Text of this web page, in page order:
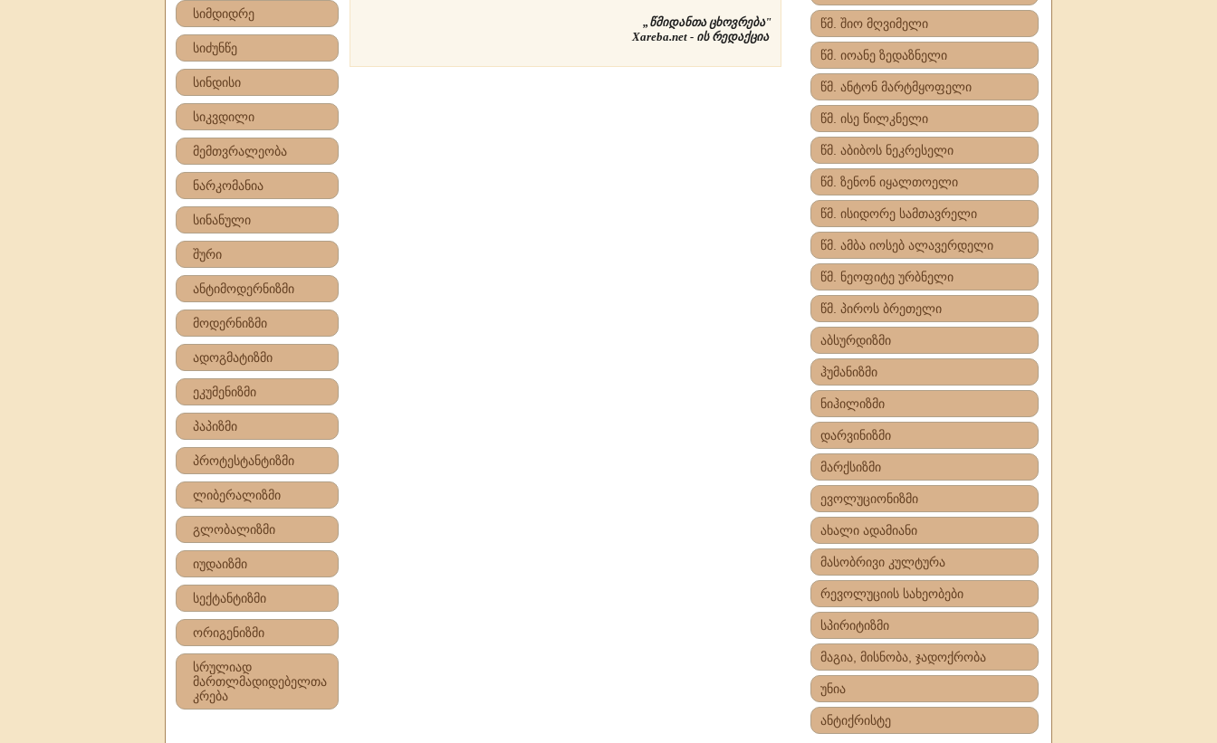
სიმდიდრე
სიძუნწე
სინდისი
სიკვდილი
მემთვრალეობა
ნარკომანია
სინანული
შური
ანტიმოდერნიზმი
მოდერნიზმი
ადოგმატიზმი
ეკუმენიზმი
პაპიზმი
პროტესტანტიზმი
ლიბერალიზმი
გლობალიზმი
იუდაიზმი
სექტანტიზმი
ორიგენიზმი
სრულიად
მართლმადიდებელთა
კრება
„წმიდანთა ცხოვრება"
Xareba.net - ის რედაქცია
წმ. შიო მღვიმელი
წმ. იოანე ზედაზნელი
წმ. ანტონ მარტმყოფელი
წმ. ისე წილკნელი
წმ. აბიბოს ნეკრესელი
წმ. ზენონ იყალთოელი
წმ. ისიდორე სამთავრელი
წმ. ამბა იოსებ ალავერდელი
წმ. ნეოფიტე ურბნელი
წმ. პიროს ბრეთელი
აბსურდიზმი
ჰუმანიზმი
ნიჰილიზმი
დარვინიზმი
მარქსიზმი
ევოლუციონიზმი
ახალი ადამიანი
მასობრივი კულტურა
რევოლუციის სახეობები
სპირიტიზმი
მაგია, მისნობა, ჯადოქრობა
უნია
ანტიქრისტე